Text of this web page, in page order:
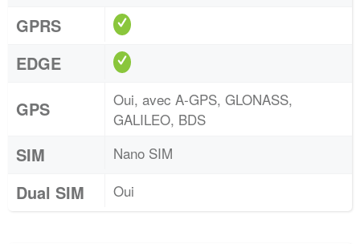
GPRS
EDGE
GPS
Oui, avec A-GPS, GLONASS,
GALILEO, BDS
SIM Nano SIM
Dual SIM Oui